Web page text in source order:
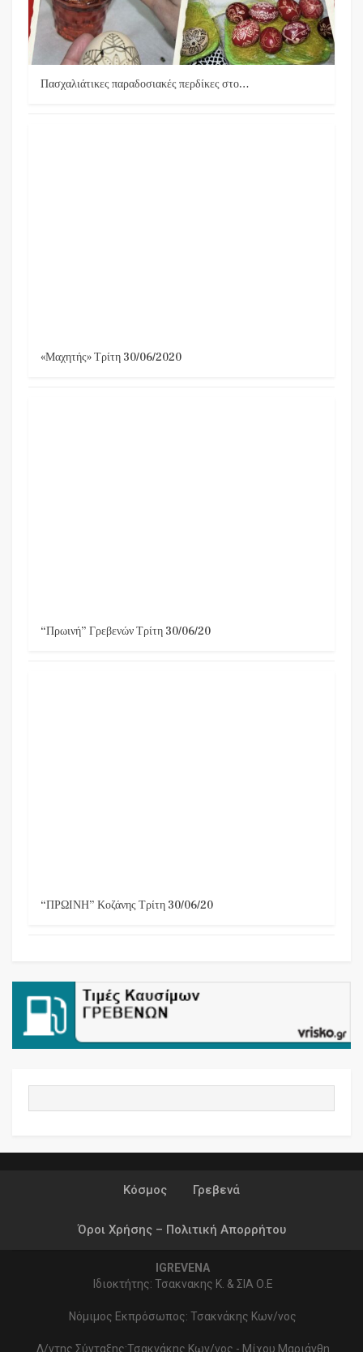
Πασχαλιάτικες παραδοσιακές περδίκες στο…
«Μαχητής» Τρίτη 30/06/2020
“Πρωινή” Γρεβενών Τρίτη 30/06/20
“ΠΡΩΙΝΗ” Κοζάνης Τρίτη 30/06/20
Κόσμος Γρεβενά
Όροι Χρήσης – Πολιτική Απορρήτου
IGREVENA
Ιδιοκτήτης: Τσακνακης Κ. & ΣΙΑ Ο.Ε
Νόμιμος Εκπρόσωπος: Τσακνάκης Κων/νος
Δ/ντης Σύνταξης:Τσακνάκης Κων/νος - Μίχου Μαριάνθη